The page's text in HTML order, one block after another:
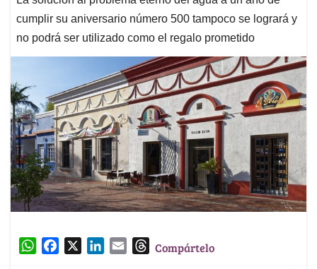
cumplir su aniversario número 500 tampoco se logrará y
no podrá ser utilizado como el regalo prometido
W
TCompártelo